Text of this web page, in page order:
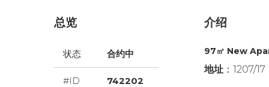
总览
状态 合约中
#ID 742202
介绍
97㎡ New
地址 ：1207/